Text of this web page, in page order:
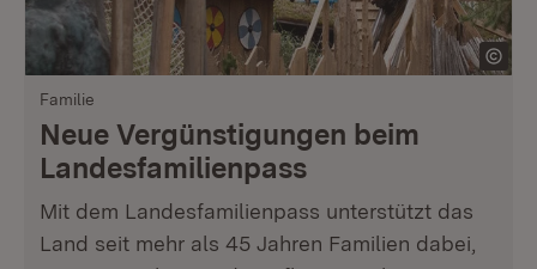
Familie
Neue Vergünstigungen beim
Landesfamilienpass
Mit dem Landesfamilienpass unterstützt das
Land seit mehr als 45 Jahren Familien dabei,